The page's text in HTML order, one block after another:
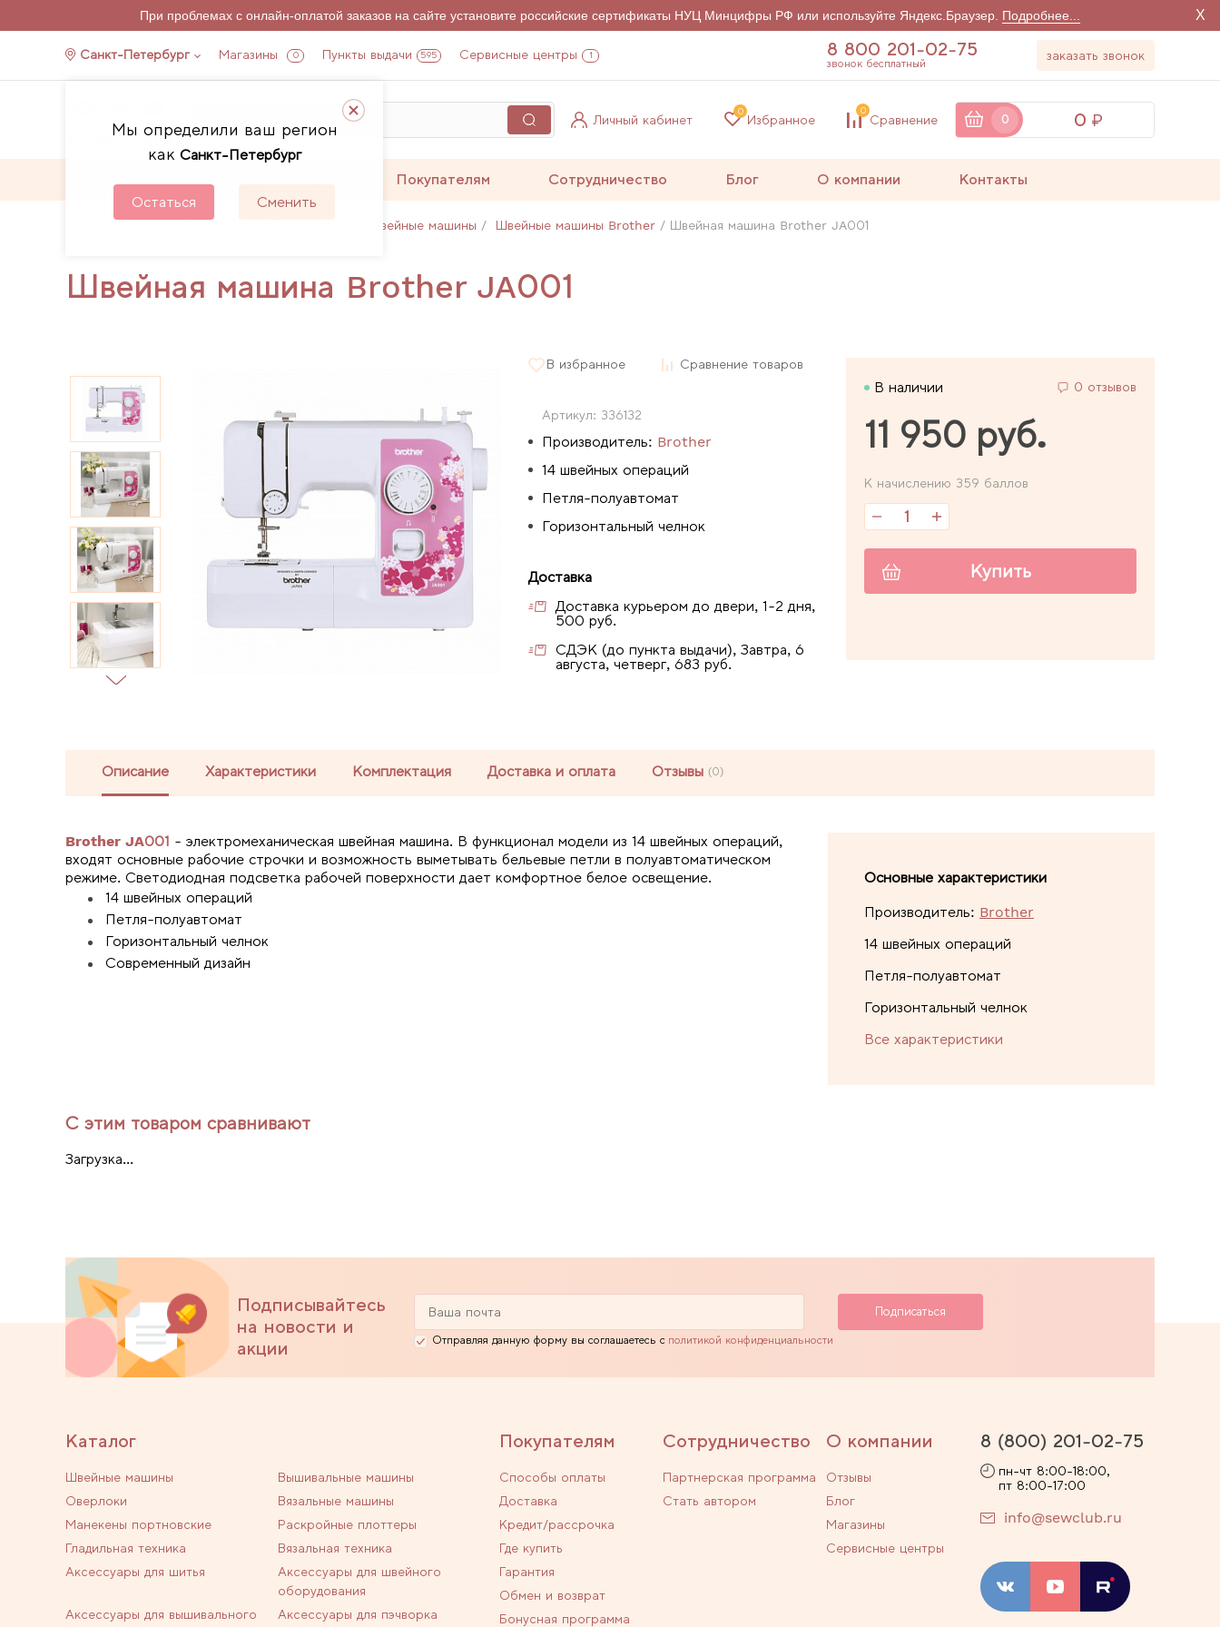
При проблемах с онлайн-оплатой заказов на сайте установите российские сертификаты НУЦ Минцифры РФ или используйте Яндекс.Браузер. Подробнее... X
Санкт-Петербург Магазины 0 Пункты выдачи 595 Сервисные центры 1
Мы определили ваш регион
как Санкт-Петербург
Остаться Сменить
8 800 201-02-75
звонок бесплатный
заказать звонок
Личный кабинет Избранное
0
Сравнение
0
0 0
Покупателям Сотрудничество Блог О компании Контакты
Каталог Швейное оборудование Швейные машины Швейные машины Brother Швейная машина Brother JA001
Швейная машина Brother JA001
В избранное Сравнение товаров
Артикул: 336132
Производитель: Brother
14 швейных операций
Петля-полуавтомат
Горизонтальный челнок
Доставка
Доставка курьером до двери, 1-2 дня,
500 руб.
СДЭК (до пункта выдачи), Завтра, 6
августа, четверг, 683 руб.
В наличии 0 отзывов
11 950 руб.
К начислению 359 баллов
Купить
Описание Характеристики Комплектация Доставка и оплата Отзывы (0)
Brother JA001 - электромеханическая швейная машина. В функционал модели из 14 швейных операций,
входят основные рабочие строчки и возможность выметывать бельевые петли в полуавтоматическом
режиме. Светодиодная подсветка рабочей поверхности дает комфортное белое освещение.
14 швейных операций
Петля-полуавтомат
Горизонтальный челнок
Современный дизайн
Основные характеристики
Производитель: Brother
14 швейных операций
Петля-полуавтомат
Горизонтальный челнок
Все характеристики
С этим товаром сравнивают
Загрузка...
Подписывайтесь
на новости и
акции
Отправляя данную форму вы соглашаетесь с политикой конфиденциальности
Каталог
Швейные машины
Вышивальные машины
Оверлоки
Вязальные машины
Манекены портновские
Раскройные плоттеры
Гладильная техника
Вязальная техника
Аксессуары для шитья
Аксессуары для швейного
оборудования
Аксессуары для вышивального
Аксессуары для пэчворка
Покупателям
Способы оплаты
Доставка
Кредит/рассрочка
Где купить
Гарантия
Обмен и возврат
Бонусная программа
Сотрудничество
Партнерская программа
Стать автором
О компании
Отзывы
Блог
Магазины
Сервисные центры
8 (800) 201-02-75
пн-чт 8:00-18:00,
пт 8:00-17:00
info@sewclub.ru